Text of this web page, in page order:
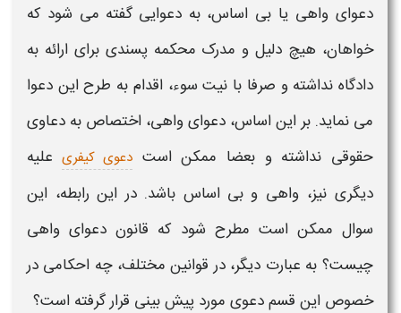
دعوای واهی یا بی اساس، به دعوایی گفته می شود که
خواهان، هیچ دلیل و مدرک محکمه پسندی برای ارائه به
دادگاه نداشته و صرفا با نیت سوء، اقدام به طرح این دعوا
می نماید. بر این اساس، دعوای واهی، اختصاص به دعاوی
حقوقی نداشته و بعضا ممکن است دعوی کیفری علیه
دیگری نیز، واهی و بی اساس باشد. در این رابطه، این
سوال ممکن است مطرح شود که قانون دعوای واهی
چیست؟ به عبارت دیگر، در قوانین مختلف، چه احکامی در
خصوص این قسمدعوی مورد پیش بینی قرار گرفته است؟